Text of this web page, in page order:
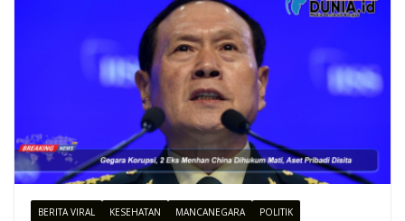
BERITA VIRAL KESEHATAN MANCANEGARA POLITIK